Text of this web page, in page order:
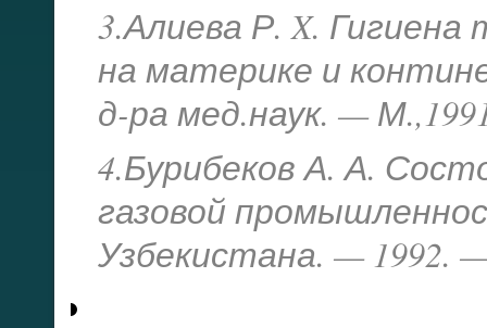
3.Алиева Р. X.
на материке и
д-ра мед.наук. —
4.Бурибеков А. А.
газовой
Узбекистана. — 1992.